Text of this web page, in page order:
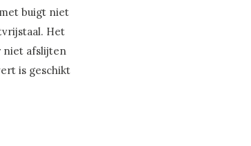
buigt niet
Het
niet afslijten
is geschikt